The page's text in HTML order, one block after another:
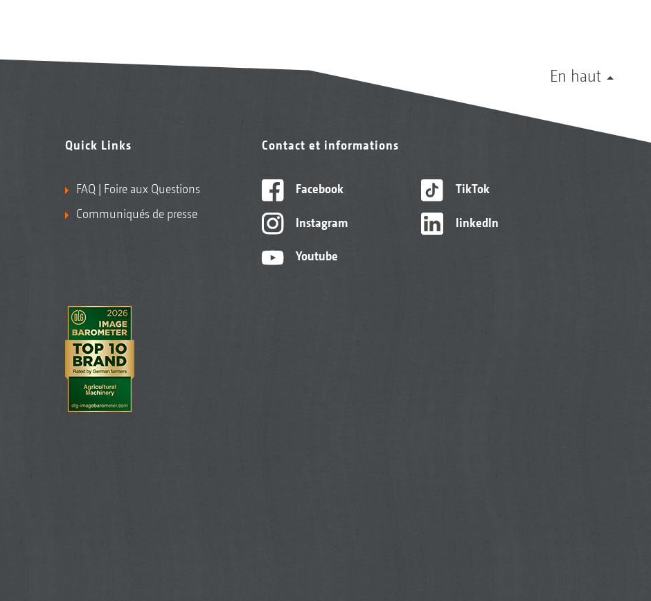
En haut
Quick Links
FAQ | Foire aux Questions
Communiqués de presse
Contact et informations
Facebook
Instagram
Youtube
TikTok
linkedIn